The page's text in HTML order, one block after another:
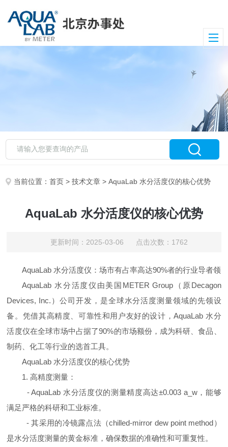
当前位置：首页 >技术文章 > AquaLab 水分活度仪的核心优势
AquaLab 水分活度仪的核心优势
更新时间：2025-03-06 点击次数：1762
AquaLab 水分活度仪：场市有占率高达90%者的行业导者领
AquaLab 水分活度仪由美国 METER Group （原Decagon
Devices, Inc. ）公司开发，是全球水分活度测量领域的先领设
备。凭借其高精度、可靠性和用户友好的设计，AquaLab 水分
活度仪在全球市场中占据了90%的市场额份，成为科研、食品、
制药、化工等行业的选首工具。
AquaLab 水分活度仪的核心优势
1.高精度测量：
- AquaLab 水分活度仪的测量精度高达±0.003 a_w，能够
满足严格的科研和工业标准。
-其采用的冷镜露点法（chilled-mirror dew point method）
是水分活度测量的黄金标准，确保数据的准确性和可重复性。